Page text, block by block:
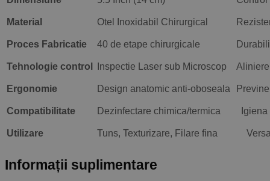
Material Otel Inoxidabil Chirurgical
Proces Fabricatie 40 de etape chirurgicale
Tehnologie control Inspectie Laser sub Microscop
Ergonomie Design anatomic anti-oboseala
Compatibilitate Dezinfectare chimica/termica Igiena
Utilizare Tuns, Texturizare, Filare fina
Informații suplimentare